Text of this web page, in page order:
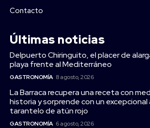
Contacto
Últimas noticias
Delpuerto Chiringuito, el placer de
playa frente al Mediterráneo
GASTRONOMÍA 8 agosto, 2026
La Barraca recupera una receta con
historia y sorprende con un excepcional
tarantelo de atún rojo
GASTRONOMÍA 6 agosto, 2026